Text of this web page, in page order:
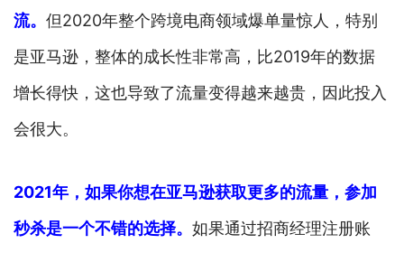
流。 但2020年整个跨境电商领域爆单量惊人，特别
是亚马逊，整体的成长性非常高，比2019年的数据
增长得快，这也导致了流量变得越来越贵，因此投入
会很大。
2021年，如果你想在亚马逊获取更多的流量，参加
秒杀是一个不错的选择。 如果通过招商经理注册账